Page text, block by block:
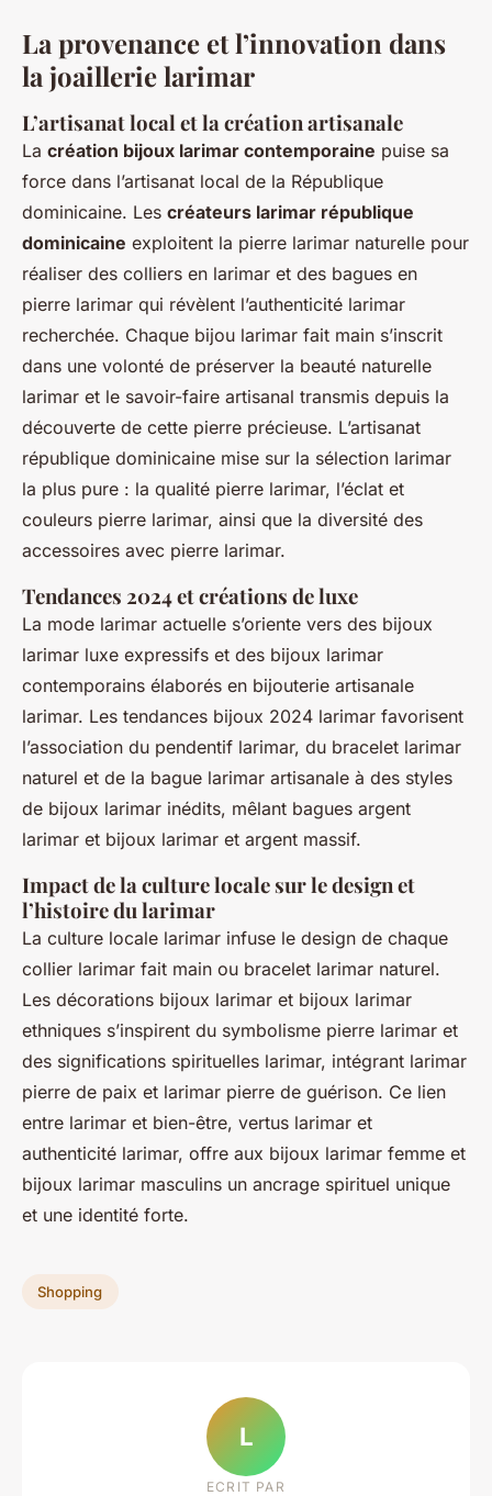
La provenance et l’innovation dans
la joaillerie larimar
L’artisanat local et la création artisanale
La création bijoux larimar contemporaine puise sa
force dans l’artisanat local de la République
dominicaine. Les créateurs larimar république
dominicaine exploitent la pierre larimar naturelle pour
réaliser des colliers en larimar et des bagues en
pierre larimar qui révèlent l’authenticité larimar
recherchée. Chaque bijou larimar fait main s’inscrit
dans une volonté de préserver la beauté naturelle
larimar et le savoir-faire artisanal transmis depuis la
découverte de cette pierre précieuse. L’artisanat
république dominicaine mise sur la sélection larimar
la plus pure : la qualité pierre larimar, l’éclat et
couleurs pierre larimar, ainsi que la diversité des
accessoires avec pierre larimar.
Tendances 2024 et créations de luxe
La mode larimar actuelle s’oriente vers des bijoux
larimar luxe expressifs et des bijoux larimar
contemporains élaborés en bijouterie artisanale
larimar. Les tendances bijoux 2024 larimar favorisent
l’association du pendentif larimar, du bracelet larimar
naturel et de la bague larimar artisanale à des styles
de bijoux larimar inédits, mêlant bagues argent
larimar et bijoux larimar et argent massif.
Impact de la culture locale sur le design et
l’histoire du larimar
La culture locale larimar infuse le design de chaque
collier larimar fait main ou bracelet larimar naturel.
Les décorations bijoux larimar et bijoux larimar
ethniques s’inspirent du symbolisme pierre larimar et
des significations spirituelles larimar, intégrant larimar
pierre de paix et larimar pierre de guérison. Ce lien
entre larimar et bien-être, vertus larimar et
authenticité larimar, offre aux bijoux larimar femme et
bijoux larimar masculins un ancrage spirituel unique
et une identité forte.
Shopping
L
ECRIT PAR